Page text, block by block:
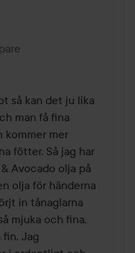
så kan det ju lika
man få fina
kommer mer
fötter. Så jag har
Avocado olja på
olja för händerna
in tånaglarna
mjuka och fina.
fin. Jag